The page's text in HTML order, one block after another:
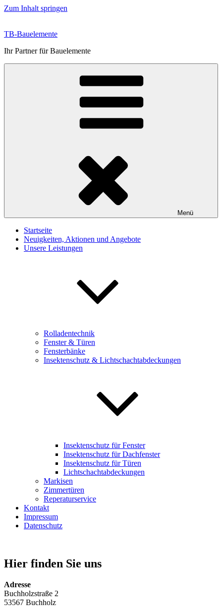
Zum Inhalt springen
TB-Bauelemente
Ihr Partner für Bauelemente
Menü
Startseite
Neuigkeiten, Aktionen und Angebote
Unsere Leistungen
Rolladentechnik
Fenster & Türen
Fensterbänke
Insektenschutz & Lichtschachtabdeckungen
Insektenschutz für Fenster
Insektenschutz für Dachfenster
Insektenschutz für Türen
Lichtschachtabdeckungen
Markisen
Zimmertüren
Reperaturservice
Kontakt
Impressum
Datenschutz
Hier finden Sie uns
Adresse
Buchholzstraße 2
53567 Buchholz